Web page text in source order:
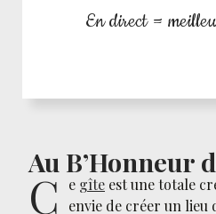
En direct =
Au B’Honneur
C e gîte est une totale
envie de créer un lieu